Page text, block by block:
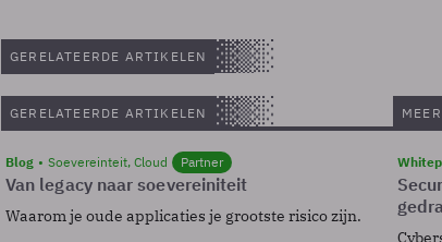
GERELATEERDE ARTIKELEN
GERELATEERDE ARTIKELEN
Blog Soevereinteit, Cloud Partner
Van legacy naar soevereiniteit
Waarom je oude applicaties je grootste risico zijn.